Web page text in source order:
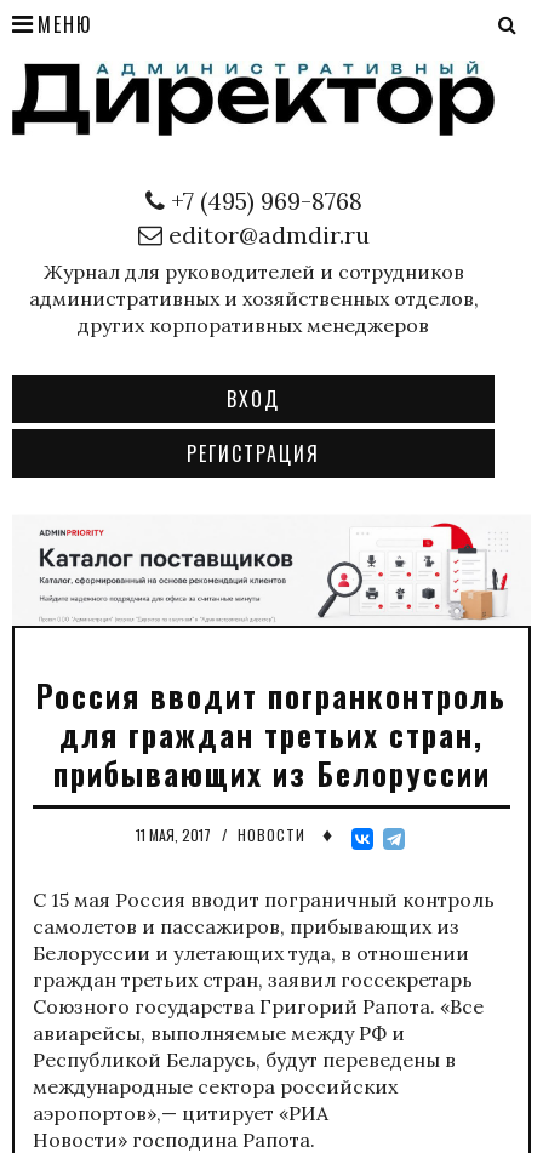
МЕНЮ
+7 (495) 969-8768
editor@admdir.ru
Журнал для руководителей и сотрудников
административных и хозяйственных отделов,
других корпоративных менеджеров
ВХОД
РЕГИСТРАЦИЯ
Россия вводит погранконтроль
для граждан третьих стран,
прибывающих из Белоруссии
11 МАЯ, 2017 / НОВОСТИ ♦
С 15 мая Россия вводит пограничный контроль
самолетов и пассажиров, прибывающих из
Белоруссии и улетающих туда, в отношении
граждан третьих стран, заявил госсекретарь
Союзного государства Григорий Рапота. «Все
авиарейсы, выполняемые между РФ и
Республикой Беларусь, будут переведены в
международные сектора российских
аэропортов»,— цитирует «РИА
Новости» господина Рапота.